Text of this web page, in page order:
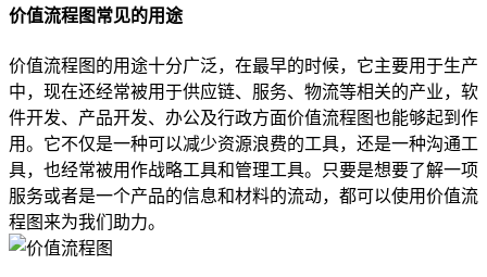
价值流程图常见的用途
价值流程图的用途十分广泛，在最早的时候，它主要用于生产
中，现在还经常被用于供应链、服务、物流等相关的产业，软
件开发、产品开发、办公及行政方面价值流程图也能够起到作
用。它不仅是一种可以减少资源浪费的工具，还是一种沟通工
具，也经常被用作战略工具和管理工具。只要是想要了解一项
服务或者是一个产品的信息和材料的流动，都可以使用价值流
程图来为我们助力。